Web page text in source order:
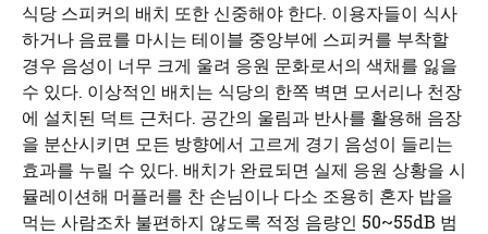
식당 스피커의 배치 또한 신중해야 한다. 이용자들이 식사
하거나 음료를 마시는 테이블 중앙부에 스피커를 부착할
경우 음성이 너무 크게 울려 응원 문화로서의 색채를 잃을
수 있다. 이상적인 배치는 식당의 한쪽 벽면 모서리나 천장
에 설치된 덕트 근처다. 공간의 울림과 반사를 활용해 음장
을 분산시키면 모든 방향에서 고르게 경기 음성이 들리는
효과를 누릴 수 있다. 배치가 완료되면 실제 응원 상황을 시
뮬레이션해 머플러를 찬 손님이나 다소 조용히 혼자 밥을
먹는 사람조차 불편하지 않도록 적정 음량인 50~55dB 범